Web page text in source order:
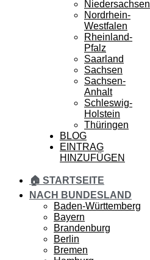
Niedersachsen
Nordrhein-
Westfalen
Rheinland-
Pfalz
Saarland
Sachsen
Sachsen-
Anhalt
Schleswig-
Holstein
Thüringen
BLOG
EINTRAG
HINZUFÜGEN
🏠 STARTSEITE
NACH BUNDESLAND
Baden-Württemberg
Bayern
Brandenburg
Berlin
Bremen